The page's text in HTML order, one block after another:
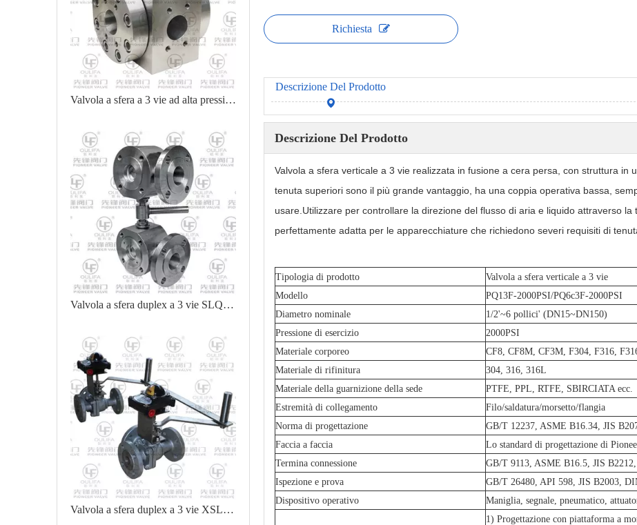
Valvola a sfera a 3 vie ad alta pressione Q44PEEK-3000PSI
Valvola a sfera duplex a 3 vie SLQ74F
Valvola a sfera duplex a 3 vie XSLQ44F
Richiesta
Descrizione Del Prodotto
Descrizione Del Prodotto
Valvola a sfera verticale a 3 vie realizzata in fusione a cera persa, con struttura in
tenuta superiori sono il più grande vantaggio, ha una coppia operativa bassa,
usare.Utilizzare per controllare la direzione del flusso di aria e liquido attraverso
perfettamente adatta per le apparecchiature che richiedono severi requisiti di
Tipologia di prodotto
Valvola a sfera verticale a 3 vie
Modello
PQ13F-2000PSI/PQ6c3F-2000PSI
Diametro nominale
1/2'~6 pollici' (DN15~DN150)
Pressione di esercizio
2000PSI
Materiale corporeo
CF8, CF8M, CF3M, F304, F316,
Materiale di rifinitura
304, 316, 316L
Materiale della guarnizione della sede
PTFE, PPL, RTFE, SBIRCIATA ecc.
Estremità di collegamento
Filo/saldatura/morsetto/flangia
Norma di progettazione
GB/T 12237, ASME B16.34, JIS
Faccia a faccia
Lo standard di progettazione di
Termina connessione
GB/T 9113, ASME B16.5, JIS
Ispezione e prova
GB/T 26480, API 598, JIS B2003,
Dispositivo operativo
Maniglia, segnale, pneumatico,
1) Progettazione con piattaforma a